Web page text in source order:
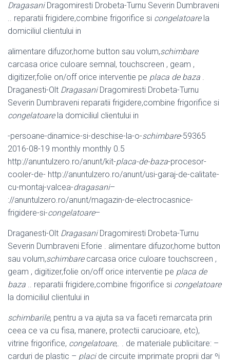
DragasaniDragomiresti Drobeta-Turnu Severin Dumbraveni
.. reparatii frigidere,combine frigorifice si congelatoarela
domiciliul clientului in
alimentare difuzor,home button sau volum,schimbare
carcasa orice culoare semnal, touchscreen , geam ,
digitizer,folie on/off orice interventie pe placa de baza .
Draganesti-Olt DragasaniDragomiresti Drobeta-Turnu
Severin Dumbraveni reparatii frigidere,combine frigorifice si
congelatoarela domiciliul clientului in
-persoane-dinamice-si-deschise-la-o-schimbare-59365
2016-08-19 monthly monthly 0.5
http://anuntulzero.ro/anunt/kit-placa-de-baza-procesor-
cooler-de- http://anuntulzero.ro/anunt/usi-garaj-de-calitate-
cu-montaj-valcea-dragasani–
://anuntulzero.ro/anunt/magazin-de-electrocasnice-
frigidere-si-congelatoare–
Draganesti-Olt DragasaniDragomiresti Drobeta-Turnu
Severin Dumbraveni Eforie . alimentare difuzor,home button
sau volum,schimbarecarcasa orice culoare touchscreen ,
geam , digitizer,folie on/off orice interventie pe placa de
baza .. reparatii frigidere,combine frigorifice si congelatoare
la domiciliul clientului in
schimbarile, pentru a va ajuta sa va faceti remarcata prin
ceea ce va cu fisa, manere, protectii carucioare, etc),
vitrine frigorifice, congelatoare,. . de materiale publicitare: –
carduri de plastic – placide circuite imprimate proprii dar ºi